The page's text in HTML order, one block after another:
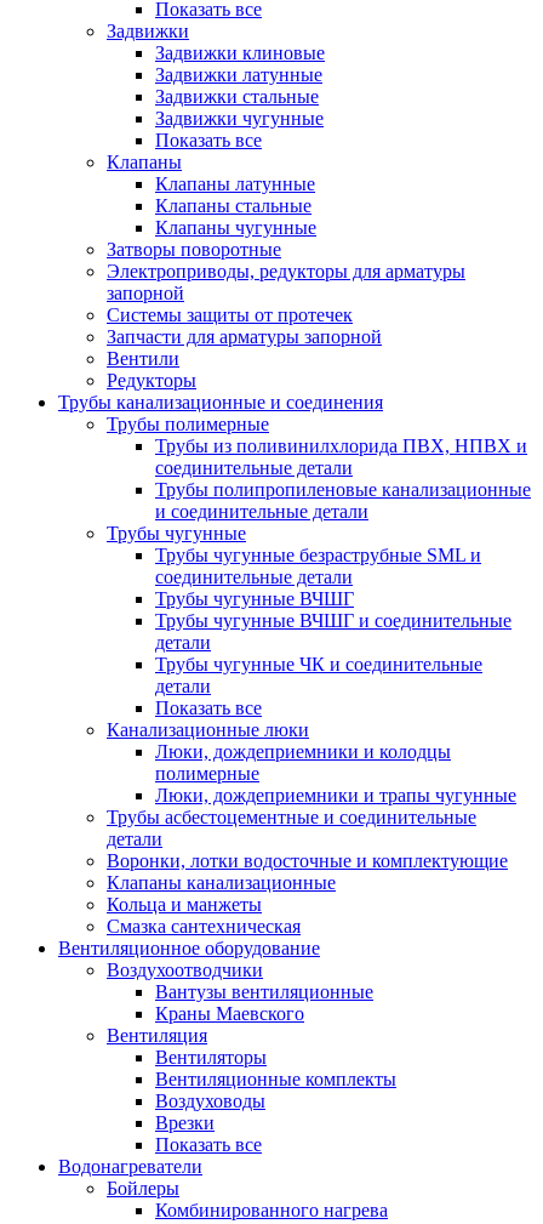
Показать все
Задвижки
Задвижки клиновые
Задвижки латунные
Задвижки стальные
Задвижки чугунные
Показать все
Клапаны
Клапаны латунные
Клапаны стальные
Клапаны чугунные
Затворы поворотные
Электроприводы, редукторы для арматуры
запорной
Системы защиты от протечек
Запчасти для арматуры запорной
Вентили
Редукторы
Трубы канализационные и соединения
Трубы полимерные
Трубы из поливинилхлорида ПВХ, НПВХ и
соединительные детали
Трубы полипропиленовые канализационные
и соединительные детали
Трубы чугунные
Трубы чугунные безраструбные SML и
соединительные детали
Трубы чугунные ВЧШГ
Трубы чугунные ВЧШГ и соединительные
детали
Трубы чугунные ЧК и соединительные
детали
Показать все
Канализационные люки
Люки, дождеприемники и колодцы
полимерные
Люки, дождеприемники и трапы чугунные
Трубы асбестоцементные и соединительные
детали
Воронки, лотки водосточные и комплектующие
Клапаны канализационные
Кольца и манжеты
Смазка сантехническая
Вентиляционное оборудование
Воздухоотводчики
Вантузы вентиляционные
Краны Маевского
Вентиляция
Вентиляторы
Вентиляционные комплекты
Воздуховоды
Врезки
Показать все
Водонагреватели
Бойлеры
Комбинированного нагрева